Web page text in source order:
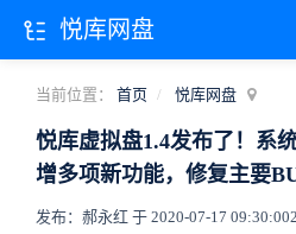
当前位置： 首页 悦库网盘
悦库虚拟盘1.4发布了！系
增多项新功能，修复主要
发布：郝永红 于 2020-07-17 09:30:00
悦库网盘